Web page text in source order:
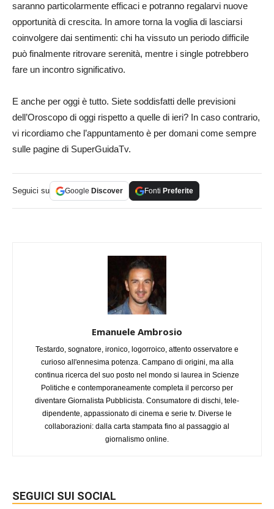
saranno particolarmente efficaci e potranno regalarvi nuove
opportunità di crescita. In amore torna la voglia di lasciarsi
coinvolgere dai sentimenti: chi ha vissuto un periodo difficile
può finalmente ritrovare serenità, mentre i single potrebbero
fare un incontro significativo.
E anche per oggi è tutto. Siete soddisfatti delle previsioni
dell’Oroscopo di oggi rispetto a quelle di ieri? In caso contrario,
vi ricordiamo che l’appuntamento è per domani come sempre
sulle pagine di SuperGuidaTv.
Seguici su Google Discover Fonti Preferite
Emanuele Ambrosio
Testardo, sognatore, ironico, logorroico, attento osservatore e
curioso all'ennesima potenza. Campano di origini, ma alla
continua ricerca del suo posto nel mondo si laurea in Scienze
Politiche e contemporaneamente completa il percorso per
diventare Giornalista Pubblicista. Consumatore di dischi, tele-
dipendente, appassionato di cinema e serie tv. Diverse le
collaborazioni: dalla carta stampata fino al passaggio al
giornalismo online.
SEGUICI SUI SOCIAL